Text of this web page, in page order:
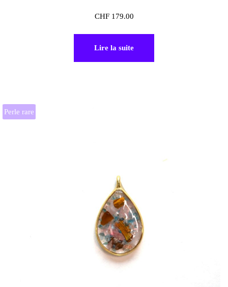
CHF179.00
Lire la suite
Perle rare